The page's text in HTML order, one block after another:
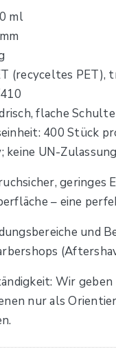
ml
(recyceltes PET),
flache
400 Stück
keine UN-Zulassung
– eine
und
Wir
nur als